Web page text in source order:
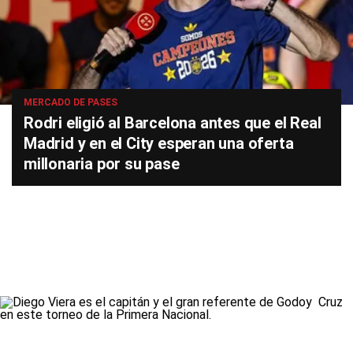
MERCADO DE PASES
Rodri eligió al Barcelona antes que el Real
Madrid y en el City esperan una oferta
millonaria por su pase